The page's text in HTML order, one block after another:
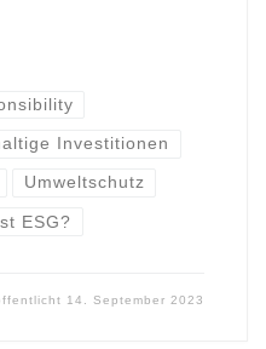
Investitionen
Umweltschutz
ESG?
14. September 2023